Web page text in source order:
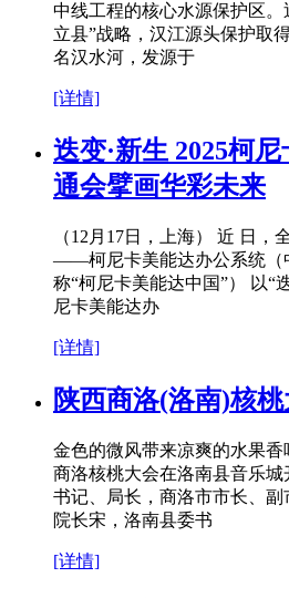
中线工程的核心水源保护区
立县”战略，汉江源头保护取
名汉水河，发源于
[详情]
迭变·新生 2025柯
通会擘画华彩未来
（12月17日，上海） 近 日
——柯尼卡美能达办公系统（
称“柯尼卡美能达中国”） 以“
尼卡美能达办
[详情]
陕西商洛(洛南)核
金色的微风带来凉爽的水果香
商洛核桃大会在洛南县音乐
书记、局长，商洛市市长、副
院长宋，洛南县委书
[详情]